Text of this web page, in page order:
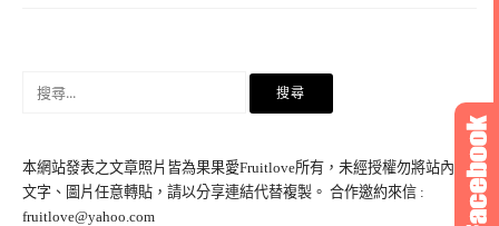
字:
本網站發表之文章照片皆為果果愛Fruitlove所有，未經授權勿將站內之
文字、圖片任意轉貼，請以分享連結代替複製。 合作邀約來信 :
fruitlove@yahoo.com